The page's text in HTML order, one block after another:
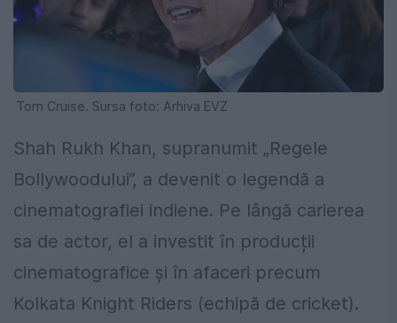
Tom Cruise. Sursa foto: Arhiva EVZ
Shah Rukh Khan, supranumit „Regele
Bollywoodului”, a devenit o legendă a
cinematografiei indiene. Pe lângă carierea
sa de actor, el a investit în producții
cinematografice și în afaceri precum
Kolkata Knight Riders (echipă de cricket).